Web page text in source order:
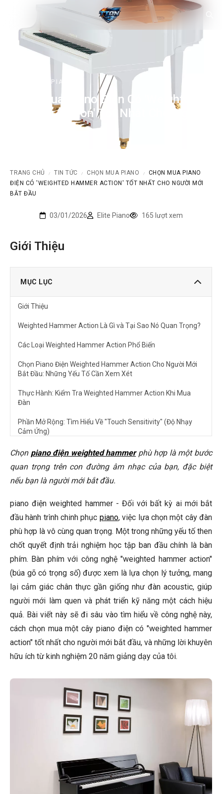
CHỌN MUA PIANO
Chọn Mua Piano Điện Có 'Weighted
Hammer Action' Tốt Nhất Cho Người
Mới Bắt Đầu
TRANG CHỦ / TIN TỨC / CHỌN MUA PIANO /
CHỌN MUA PIANO
ĐIỆN CÓ 'WEIGHTED HAMMER ACTION' TỐT NHẤT CHO NGƯỜI MỚI
BẮT ĐẦU
03/01/2026 Elite Piano 165 lượt xem
Giới Thiệu
MỤC LỤC
Giới Thiệu
Weighted Hammer Action Là Gì và Tại Sao Nó Quan Trọng?
Các Loại Weighted Hammer Action Phổ Biến
Chọn Piano Điện Weighted Hammer Action Cho Người Mới
Bắt Đầu: Những Yếu Tố Cần Xem Xét
Thực Hành: Kiểm Tra Weighted Hammer Action Khi Mua
Đàn
Phần Mở Rộng: Tìm Hiểu Về "Touch Sensitivity" (Độ Nhạy
Cảm Ứng)
Các Lưu Ý Quan Trọng
Câu Hỏi Thường Gặp
Tôi có cần mua thêm phụ kiện gì khi mua piano điện
không?
Tôi nên bảo dưỡng piano điện như thế nào?
🎹 Khám Phá Piano Đẳng Cấp Tại Elite Piano
Kết Luận
Chọn piano điện weighted hammerphù hợp là một bước
quan trọng trên con đường âm nhạc của bạn, đặc biệt
nếu bạn là người mới bắt đầu.
piano điện weighted hammer - Đối với bất kỳ ai mới bắt
đầu hành trình chinh phục piano, việc lựa chọn một cây đàn
phù hợp là vô cùng quan trọng. Một trong những yếu tố then
chốt quyết định trải nghiệm học tập ban đầu chính là bàn
phím. Bàn phím với công nghệ "weighted hammer action"
(búa gõ có trọng số) được xem là lựa chọn lý tưởng, mang
lại cảm giác chân thực gần giống như đàn acoustic, giúp
người mới làm quen và phát triển kỹ năng một cách hiệu
quả. Bài viết này sẽ đi sâu vào tìm hiểu về công nghệ này,
cách chọn mua một cây piano điện có "weighted hammer
action" tốt nhất cho người mới bắt đầu, và những lời khuyên
hữu ích từ kinh nghiệm 20 năm giảng dạy của tôi.